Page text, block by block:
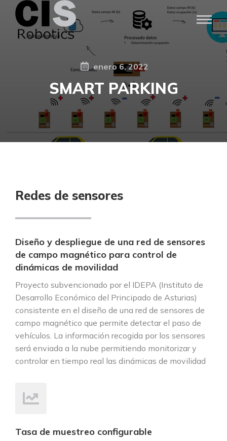
enero 6, 2022
SMART PARKING
Redes de sensores
Diseño y despliegue de una red de sensores
de campo magnético para control de
dinámicas de movilidad
Proyecto subvencionado por el IDEPA (Instituto de
Desarrollo Económico del Principado de Asturias)
consistente en el diseño de una red de sensores de
campo magnético que permite detectar el paso de
vehículos. La información recogida por los sensores
será enviada a la nube permitiendo monitorizar y
controlar en tiempo real las dinámicas de movilidad
Tasa de muestreo configurable